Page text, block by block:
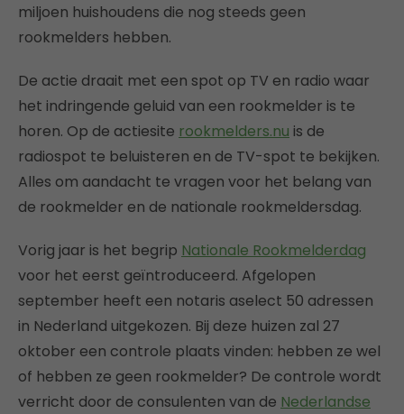
miljoen huishoudens die nog steeds geen
rookmelders hebben.
De actie draait met een spot op TV en radio waar
het indringende geluid van een rookmelder is te
horen. Op de actiesite rookmelders.nu is de
radiospot te beluisteren en de TV-spot te bekijken.
Alles om aandacht te vragen voor het belang van
de rookmelder en de nationale rookmeldersdag.
Vorig jaar is het begrip Nationale Rookmelderdag
voor het eerst geïntroduceerd. Afgelopen
september heeft een notaris aselect 50 adressen
in Nederland uitgekozen. Bij deze huizen zal 27
oktober een controle plaats vinden: hebben ze wel
of hebben ze geen rookmelder? De controle wordt
verricht door de consulenten van de Nederlandse